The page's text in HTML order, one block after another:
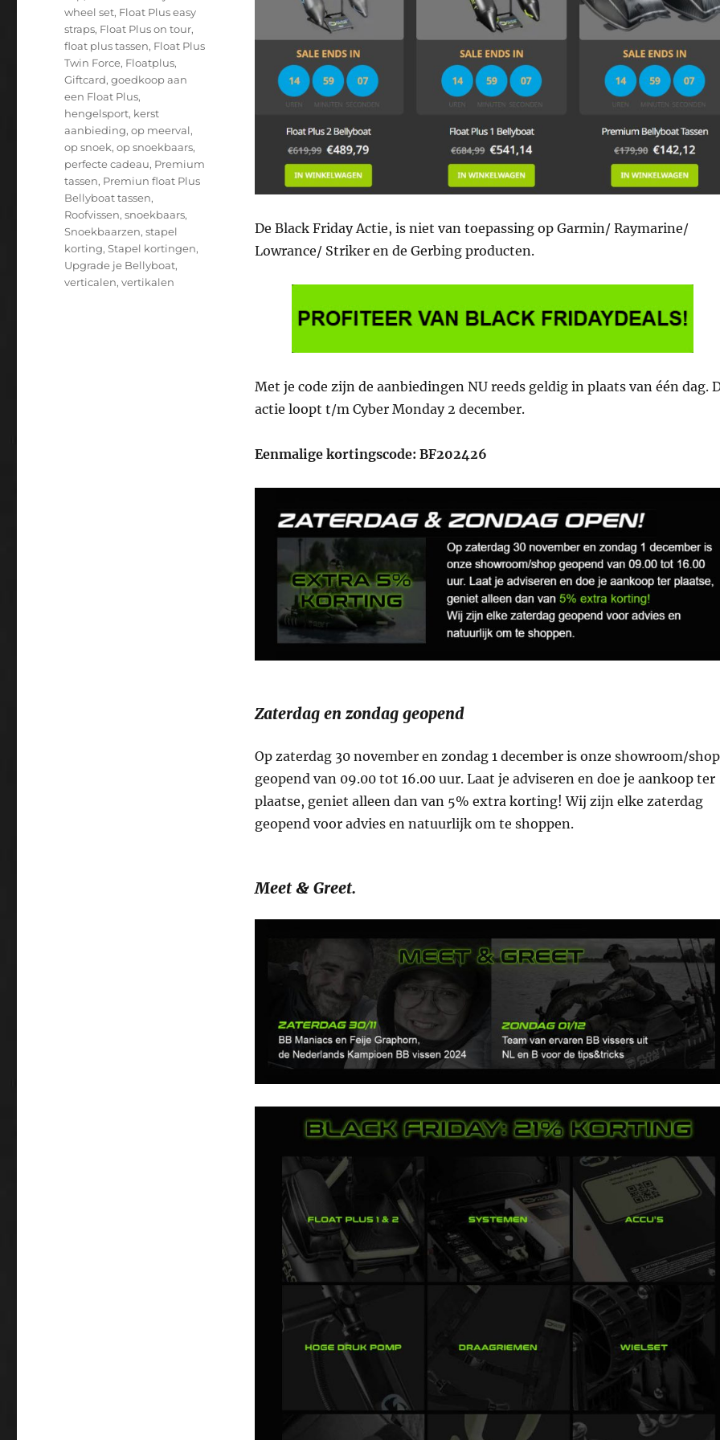
De Black Friday Actie, is niet van toepassing op Garmin/ Raymarine/
Lowrance/ Striker en de Gerbing producten.
Met je code zijn de aanbiedingen NU reeds geldig in plaats van één dag.
actie loopt t/m Cyber Monday 2 december.
Eenmalige kortingscode: BF202426
Zaterdag en zondag geopend
Op zaterdag 30 november en zondag 1 december is onze showroom/shop
geopend van 09.00 tot 16.00 uur. Laat je adviseren en doe je aankoop ter
plaatse, geniet alleen dan van 5% extra korting! Wij zijn elke zaterdag
geopend voor advies en natuurlijk om te shoppen.
Meet & Greet.
wheel set, Float Plus easy
straps, Float Plus on tour,
float plus tassen, Float Plus
Twin Force, Floatplus,
Giftcard,goedkoop aan
een Float Plus,
hengelsport, kerst
aanbieding,op meerval,
op snoek,op snoekbaars,
perfecte cadeau, Premium
tassen, Premiun float Plus
Bellyboat tassen,
Roofvissen,snoekbaars,
Snoekbaarzen,stapel
korting,Stapel kortingen,
Upgrade je Bellyboat,
verticalen,vertikalen